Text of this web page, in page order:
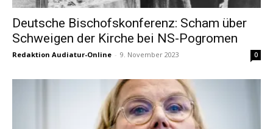
Deutsche Bischofskonferenz: Scham über
Schweigen der Kirche bei NS-Pogromen
Redaktion Audiatur-Online - 9. November 2023 0